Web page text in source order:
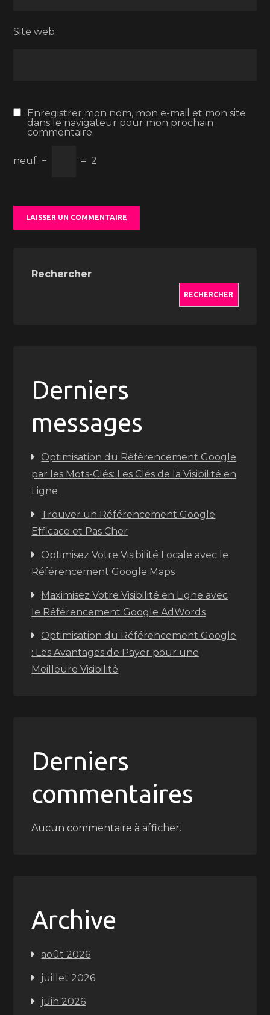
Site web
Enregistrer mon nom, mon e-mail et mon site
dans le navigateur pour mon prochain
commentaire.
neuf − = 2
Rechercher
RECHERCHER
Derniers
messages
Optimisation du Référencement Google
par les Mots-Clés: Les Clés de la Visibilité en
Ligne
Trouver un Référencement Google
Efficace et Pas Cher
Optimisez Votre Visibilité Locale avec le
Référencement Google Maps
Maximisez Votre Visibilité en Ligne avec
le Référencement Google AdWords
Optimisation du Référencement Google
: Les Avantages de Payer pour une
Meilleure Visibilité
Derniers
commentaires
Aucun commentaire à afficher.
Archive
août 2026
juillet 2026
juin 2026